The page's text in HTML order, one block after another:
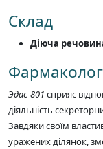
Склад
Діюча
Эдас-801 сприяє
діяльність
Завдяки своїм
уражених ділянок,